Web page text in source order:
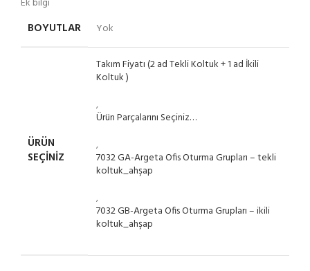
BOYUTLAR Yok
ÜRÜN
SEÇINIZ
Takım Fiyatı (2 ad Tekli Koltuk + 1 ad İkili
Koltuk )
,
Ürün Parçalarını Seçiniz…
,
7032 GA-Argeta Ofis Oturma Grupları – tekli
koltuk_ahşap
,
7032 GB-Argeta Ofis Oturma Grupları – ikili
koltuk_ahşap